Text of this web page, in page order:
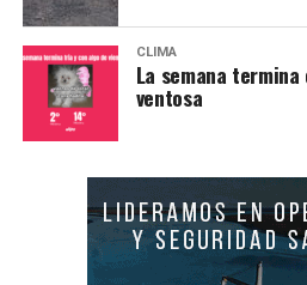
CLIMA
La semana
ventosa